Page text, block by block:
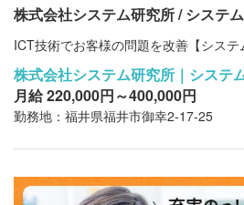
株式会社システム研究所 / システ
ICT技術でお客様の問題を改善【システ
株式会社システム研究所｜システ
月給 220,000円～400,000円
勤務地：福井県福井市御幸2-17-25